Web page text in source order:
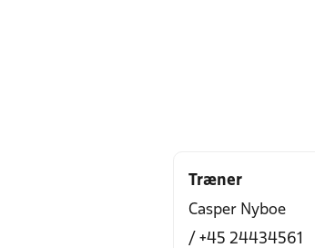
Træner
Casper Nyboe
/ +45 24434561